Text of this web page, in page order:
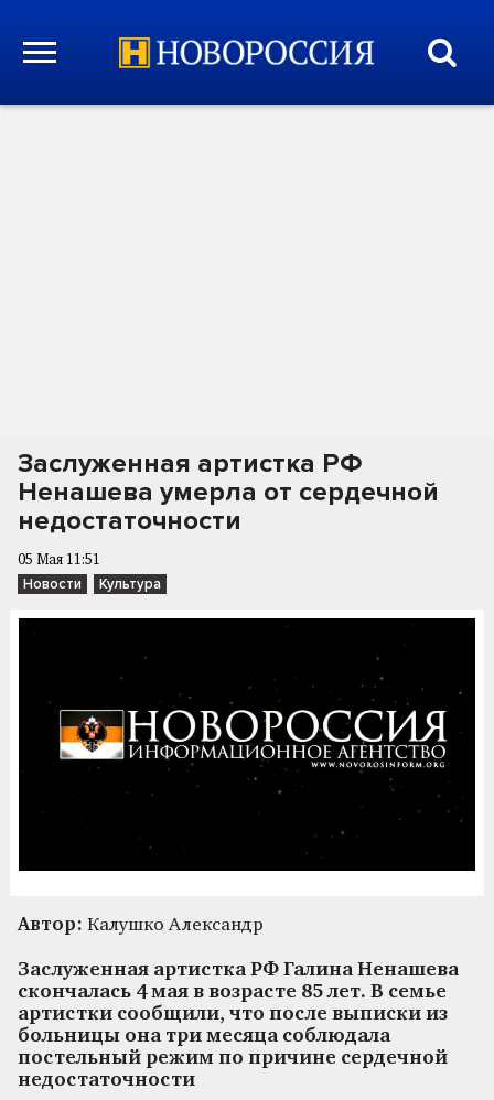
Заслуженная артистка РФ
Ненашева умерла от сердечной
недостаточности
05 Мая 11:51
Новости Культура
Автор: Калушко Александр
Заслуженная артистка РФ Галина Ненашева
скончалась 4 мая в возрасте 85 лет. В семье
артистки сообщили, что после выписки из
больницы она три месяца соблюдала
постельный режим по причине сердечной
недостаточности